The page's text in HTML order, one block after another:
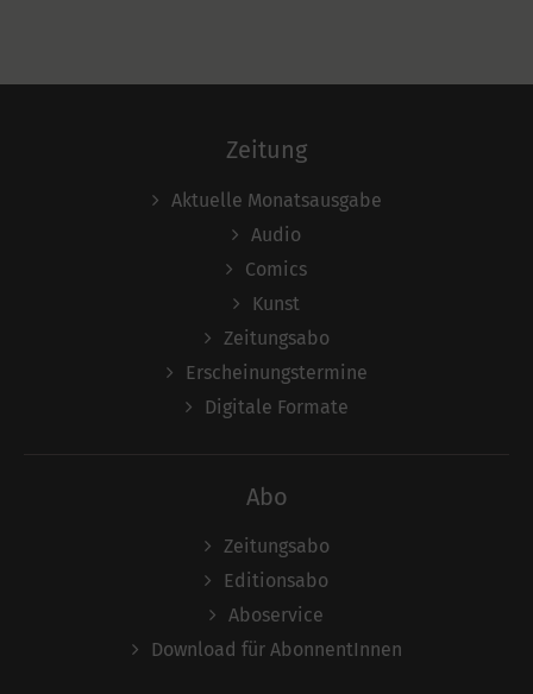
Zeitung
Aktuelle Monatsausgabe
Audio
Comics
Kunst
Zeitungsabo
Erscheinungstermine
Digitale Formate
Abo
Zeitungsabo
Editionsabo
Aboservice
Download für AbonnentInnen